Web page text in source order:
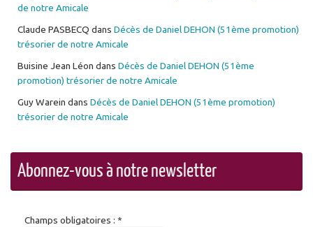
de notre Amicale
Claude PASBECQ dans Décès de Daniel DEHON (51ème promotion)
trésorier de notre Amicale
Buisine Jean Léon dans Décès de Daniel DEHON (51ème
promotion) trésorier de notre Amicale
Guy Warein dans Décès de Daniel DEHON (51ème promotion)
trésorier de notre Amicale
Abonnez-vous à notre newsletter
Champs obligatoires : *